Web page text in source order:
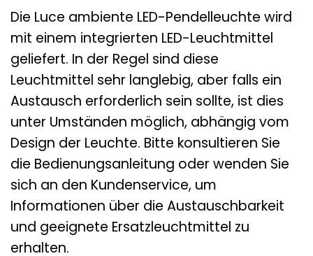
Die Luce ambiente LED-Pendelleuchte wird
mit einem integrierten LED-Leuchtmittel
geliefert. In der Regel sind diese
Leuchtmittel sehr langlebig, aber falls ein
Austausch erforderlich sein sollte, ist dies
unter Umständen möglich, abhängig vom
Design der Leuchte. Bitte konsultieren Sie
die Bedienungsanleitung oder wenden Sie
sich an den Kundenservice, um
Informationen über die Austauschbarkeit
und geeignete Ersatzleuchtmittel zu
erhalten.